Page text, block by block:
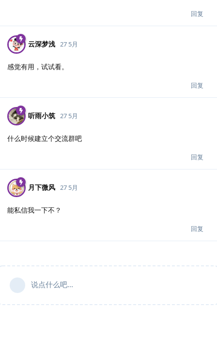
回复
云深梦浅 27 5月
感觉有用，试试看。
回复
听雨小筑 27 5月
什么时候建立个交流群吧
回复
月下微风 27 5月
能私信我一下不？
回复
说点什么吧...